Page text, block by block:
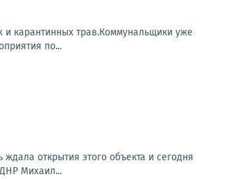
карантинных трав.Коммунальщики уже
по...
открытия этого объекта и сегодня
Михаил...